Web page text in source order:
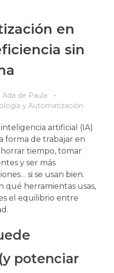
en
sin
Ada de Paula
y Automatización
artificial (IA)
forma de trabajar en
tiempo, tomar
y ser más
si se usan bien.
qué herramientas usas,
el equilibrio entre
potenciar